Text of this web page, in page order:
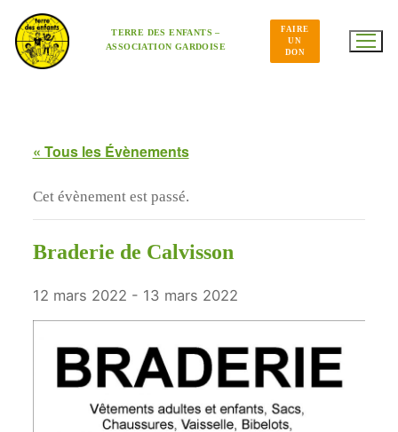
contenu
TERRE DES ENFANTS –
ASSOCIATION GARDOISE
FAIRE
UN
DON
« Tous les Évènements
Cet évènement est passé.
Braderie de Calvisson
12 mars 2022 - 13 mars 2022